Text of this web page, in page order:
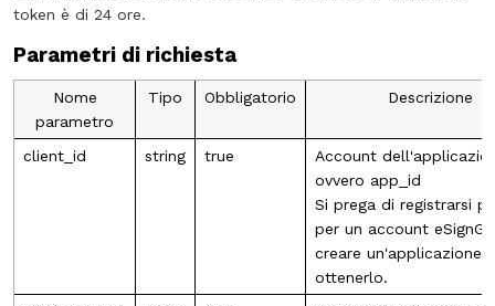
token è di 24 ore.
Parametri di richiesta
Nome
parametro
Tipo Obbligatorio Descrizione
client_id string true
Account
ovvero app_id
Si prega di registrarsi
per un account
creare un'applicazione
ottenerlo.